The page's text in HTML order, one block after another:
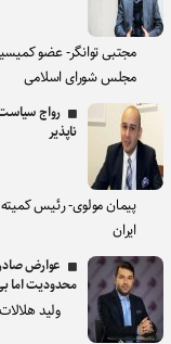
مجتبی توانگر- عضو
مجلس شورای اسلامی
رواج
ناپذیر
پیمان مولوی- رئیس
ایران
عوارض
محدودیت اما
ولید